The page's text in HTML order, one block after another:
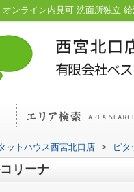
ットハウス西宮北口店 > ピタ
リーナ